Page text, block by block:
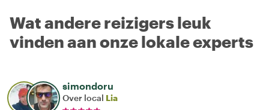
Wat andere reizigers leuk
vinden aan onze lokale experts
simondoru
Over local Lia